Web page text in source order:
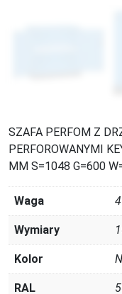
SZAFA PERFOM Z
PERFOROWANYMI
MM S=1048 G=600
Waga
Wymiary
Kolor
RAL